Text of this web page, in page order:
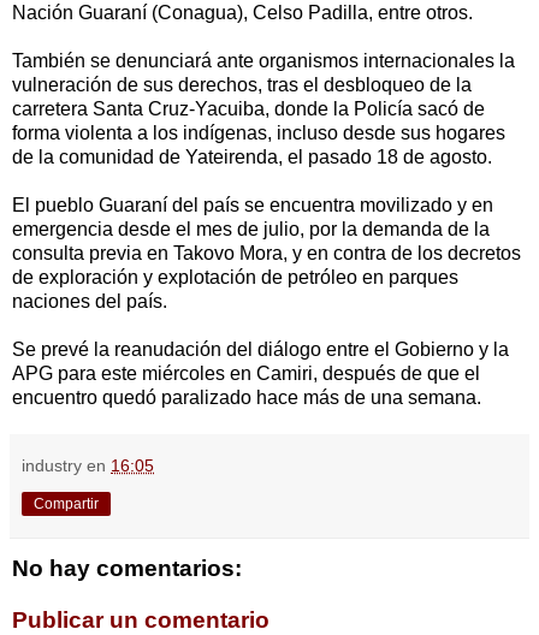
Nación Guaraní (Conagua), Celso Padilla, entre otros.
También se denunciará ante organismos internacionales la
vulneración de sus derechos, tras el desbloqueo de la
carretera Santa Cruz-Yacuiba, donde la Policía sacó de
forma violenta a los indígenas, incluso desde sus hogares
de la comunidad de Yateirenda, el pasado 18 de agosto.
El pueblo Guaraní del país se encuentra movilizado y en
emergencia desde el mes de julio, por la demanda de la
consulta previa en Takovo Mora, y en contra de los decretos
de exploración y explotación de petróleo en parques
naciones del país.
Se prevé la reanudación del diálogo entre el Gobierno y la
APG para este miércoles en Camiri, después de que el
encuentro quedó paralizado hace más de una semana.
industry en 16:05
Compartir
No hay comentarios:
Publicar un comentario